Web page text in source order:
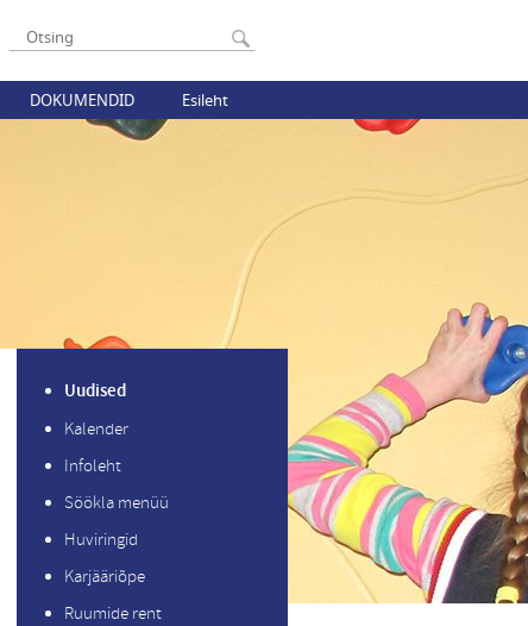
DOKUMENDID Esileht
Uudised
Kalender
Infoleht
Söökla menüü
Huviringid
Karjääriõpe
Ruumide rent